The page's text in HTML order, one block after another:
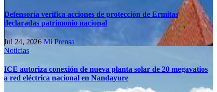
Defensoría verifica acciones de protección de Ermitas
declaradas patrimonio nacional
Jul 24, 2026Mi Prensa
Noticias
ICE autoriza conexión de nueva planta solar de 20 megavatios
a red eléctrica nacional en Nandayure